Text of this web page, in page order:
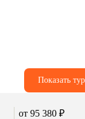
Показать
от 95 380 ₽